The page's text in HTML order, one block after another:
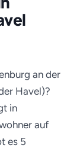
an der
Havel)?
in
auf
es 5